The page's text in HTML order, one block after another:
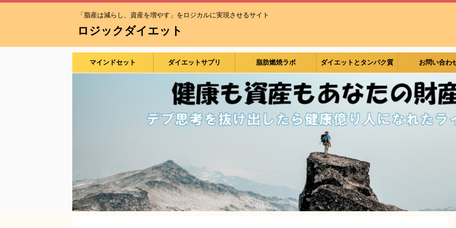
「脂産は減らし、資産を増やす」をロジカルに実現させるサイト
ロジックダイエット
マインドセット ダイエットサプリ 脂肪燃焼ラボ ダイエットとタンパク質 お問い合わ